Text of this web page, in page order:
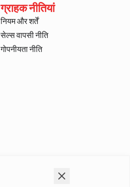
ग्राहक नीतियां
नियम और शर्तें
सेल्स वापसी नीति
गोपनीयता नीति